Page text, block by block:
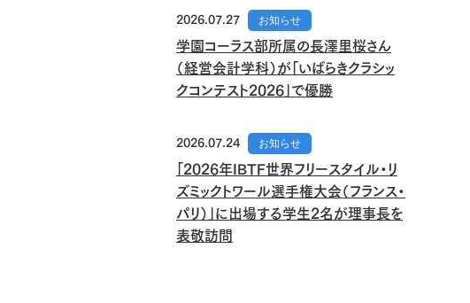
2026.07.27 お知らせ
学園コーラス部所属の長澤里桜さん
（経営会計学科）が「いばらきクラシッ
クコンテスト2026」で優勝
2026.07.24 お知らせ
「2026年IBTF世界フリースタイル・リ
ズミックトワール選手権大会（フランス・
パリ）」に出場する学生2名が理事長を
表敬訪問